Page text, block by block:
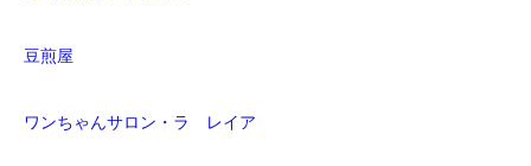
豆煎屋
ワンちゃんサロン・ラ レイア